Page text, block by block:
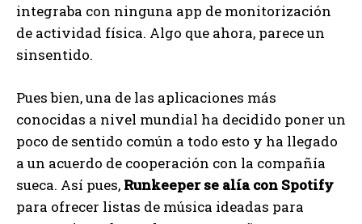
integraba con ninguna app de monitorización
de actividad física. Algo que ahora, parece un
sinsentido.
Pues bien, una de las aplicaciones más
conocidas a nivel mundial ha decidido poner un
poco de sentido común a todo esto y ha llegado
a un acuerdo de cooperación con la compañía
sueca. Así pues, Runkeeper se alía con Spotify
para ofrecer listas de música ideadas para